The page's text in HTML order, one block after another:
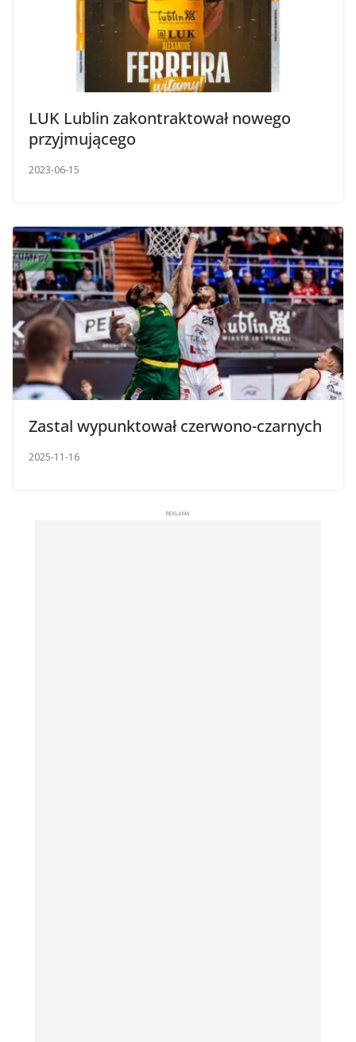
LUK Lublin zakontraktował nowego
przyjmującego
2023-06-15
Zastal wypunktował czerwono-czarnych
2025-11-16
REKLAMA